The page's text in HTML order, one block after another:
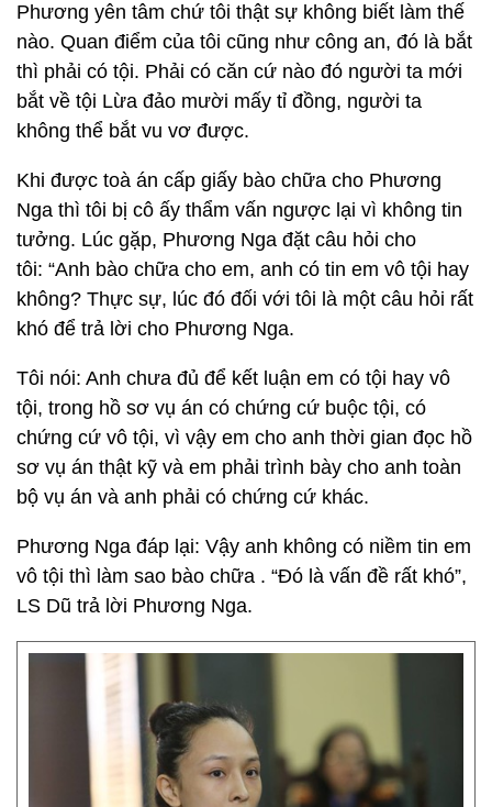
Phương yên tâm chứ tôi thật sự không biết làm thế
nào. Quan điểm của tôi cũng như công an, đó là bắt
thì phải có tội. Phải có căn cứ nào đó người ta mới
bắt về tội Lừa đảo mười mấy tỉ đồng, người ta
không thể bắt vu vơ được.
Khi được toà án cấp giấy bào chữa cho Phương
Nga thì tôi bị cô ấy thẩm vấn ngược lại vì không tin
tưởng. Lúc gặp, Phương Nga đặt câu hỏi cho
tôi: “Anh bào chữa cho em, anh có tin em vô tội hay
không? Thực sự, lúc đó đối với tôi là một câu hỏi rất
khó để trả lời cho Phương Nga.
Tôi nói: Anh chưa đủ để kết luận em có tội hay vô
tội, trong hồ sơ vụ án có chứng cứ buộc tội, có
chứng cứ vô tội, vì vậy em cho anh thời gian đọc hồ
sơ vụ án thật kỹ và em phải trình bày cho anh toàn
bộ vụ án và anh phải có chứng cứ khác.
Phương Nga đáp lại: Vậy anh không có niềm tin em
vô tội thì làm sao bào chữa . “Đó là vấn đề rất khó”,
LS Dũ trả lời Phương Nga.